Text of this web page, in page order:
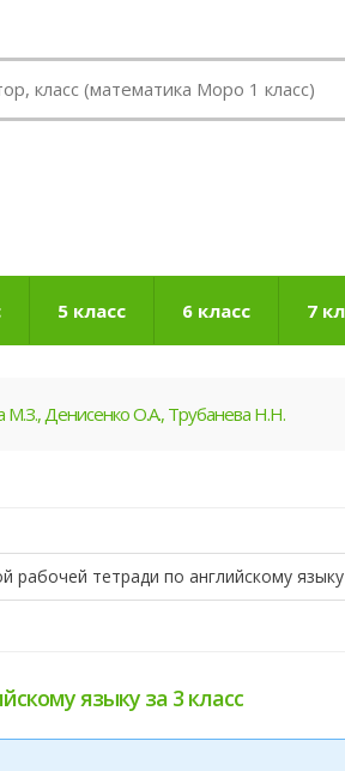
5 класс 6 класс 7
М.З., Денисенко О.А., Трубанева Н.Н.
рабочей тетради по английскому
языку за 3 класс